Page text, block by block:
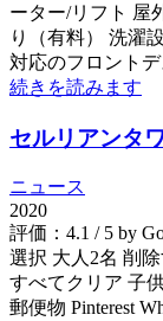
ーター/リフト 屋
り（有料） 洗濯
対応のフロント
続きを読みます
セルリアンタ
ニュース
2020
評価：4.1 / 5 by
選択 大人2名 削
すべてクリア 子
郵便物 Pinterest